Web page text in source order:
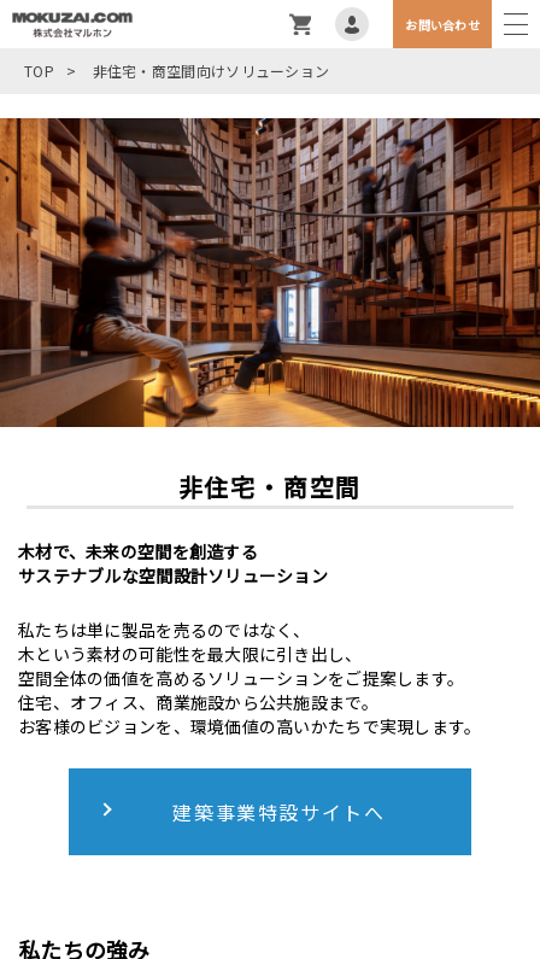
お問い合わせ
TOP > 非住宅・商空間向けソリューション
非住宅・商空間
木材で、未来の空間を創造する
サステナブルな空間設計ソリューション
私たちは単に製品を売るのではなく、
木という素材の可能性を最大限に引き出し、
空間全体の価値を高めるソリューションをご提案します。
住宅、オフィス、商業施設から公共施設まで。
お客様のビジョンを、環境価値の高いかたちで実現します。
建築事業特設サイトへ
私たちの強み